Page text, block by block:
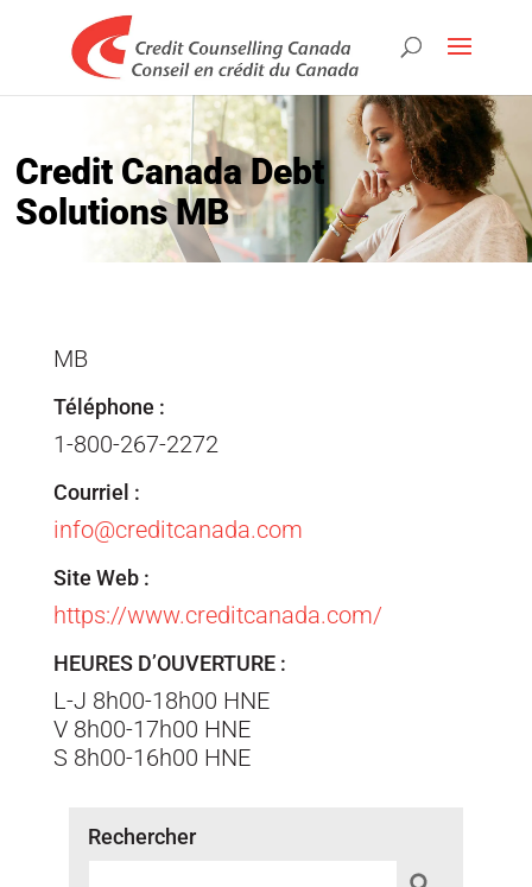
Credit Canada Debt
Solutions MB
MB
Téléphone :
1-800-267-2272
Courriel :
info@creditcanada.com
Site Web :
https://www.creditcanada.com/
HEURES D’OUVERTURE :
L-J 8h00-18h00 HNE
V 8h00-17h00 HNE
S 8h00-16h00 HNE
Rechercher